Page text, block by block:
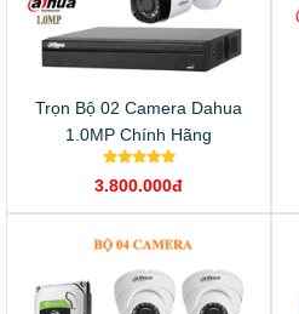
Trọn Bộ 02 Camera Dahua
1.0MP Chính Hãng
3.800.000đ